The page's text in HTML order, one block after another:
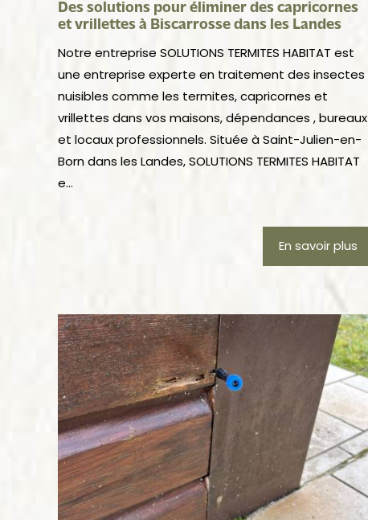
Des solutions pour éliminer des capricornes
et vrillettes à Biscarrosse dans les Landes
Notre entreprise SOLUTIONS TERMITES HABITAT est
une entreprise experte en traitement des insectes
nuisibles comme les termites, capricornes et
vrillettes dans vos maisons, dépendances , bureaux
et locaux professionnels. Située à Saint-Julien-en-
Born dans les Landes, SOLUTIONS TERMITES HABITAT
e...
En savoir plus